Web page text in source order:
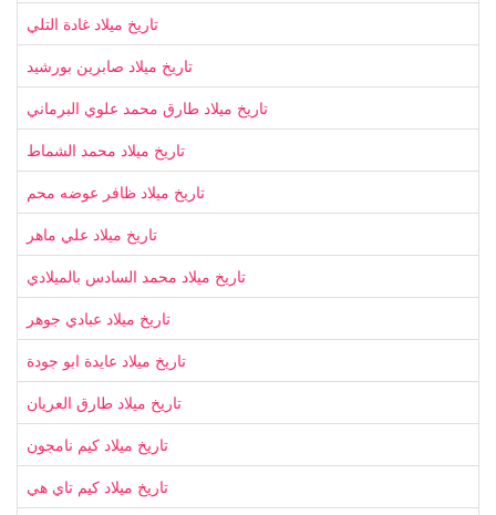
تاريخ ميلاد غادة التلي
تاريخ ميلاد صابرين بورشيد
تاريخ ميلاد طارق محمد علوي البرماني
تاريخ ميلاد محمد الشماط
تاريخ ميلاد ظافر عوضه محم
تاريخ ميلاد علي ماهر
تاريخ ميلاد محمد السادس بالميلادي
تاريخ ميلاد عبادي جوهر
تاريخ ميلاد عايدة ابو جودة
تاريخ ميلاد طارق العريان
تاريخ ميلاد كيم نامجون
تاريخ ميلاد كيم تاي هي